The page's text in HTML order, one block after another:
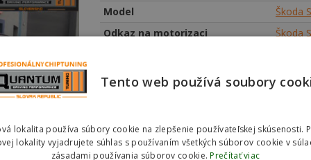
Model
Škoda
Odkaz na motorizaci
Škoda
Najeté km
Vyjádření zákazníka
Tento web používá soubory
lokalita používa súbory cookie na zlepšenie používateľskej skúsenosti.
lokality vyjadrujete súhlas s používaním všetkých súborov cookie v
zásadami používania súborov cookie.Prečítať viac